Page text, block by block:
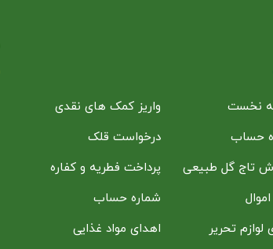
نخست
واریز کمک های نقدی
حساب
درخواست قلک
تاج گل طبیعی
پرداخت فطریه و کفاره
شماره حساب
لوازم تحریر
اهدای مواد غذایی